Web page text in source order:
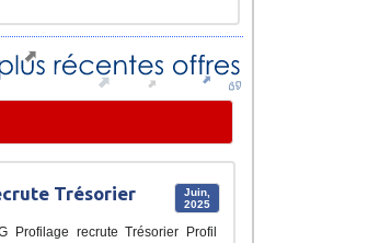
Juin,
2025
Trésorier
Profilage recrute Trésorier Profil